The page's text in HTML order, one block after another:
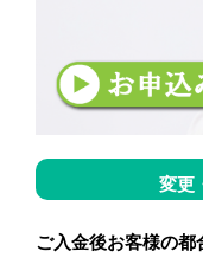
変更
ご入金後お客様の